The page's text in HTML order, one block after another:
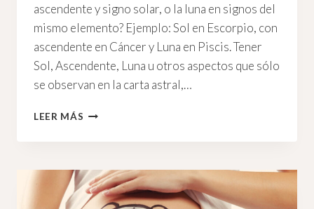
ascendente y signo solar, o la luna en signos del
mismo elemento? Ejemplo: Sol en Escorpio, con
ascendente en Cáncer y Luna en Piscis. Tener
Sol, Ascendente, Luna u otros aspectos que sólo
se observan en la carta astral,…
LEER MÁS EXCESOS
UNA
CARTA
ASTRAL